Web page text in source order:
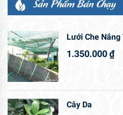
Sản Phẩm Bán Chạy
Lưới Che
1.350.000₫
Cây Da